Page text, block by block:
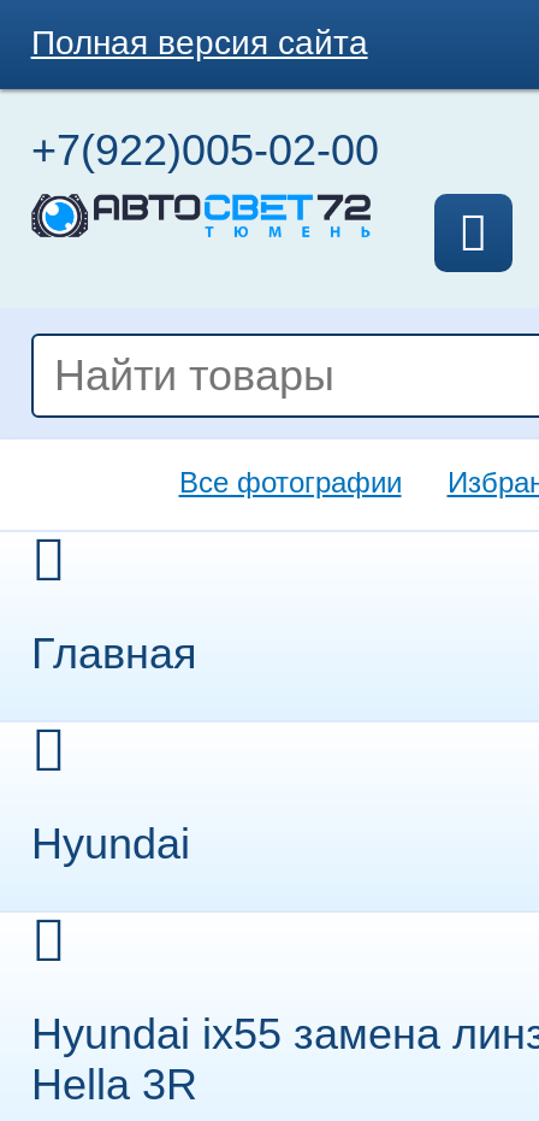
Полная версия сайта
+7(922)005-02-00
Все фотографии
Главная
Hyundai
Hyundai ix55 замена
Hella 3R